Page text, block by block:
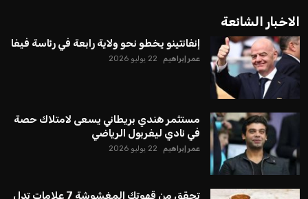
الاخبار الشائعة
إنفانتينو يخطو نحو ولاية رابعة في رئاسة فيفا
عمر إبراهيم 22 يوليو 2026
مستثمر هندي بريطاني يسعى لامتلاك حصة
في نادي ليفربول الرياضي
عمر إبراهيم 22 يوليو 2026
تحقق من قهوتك المغشوشة 7 علامات تدل